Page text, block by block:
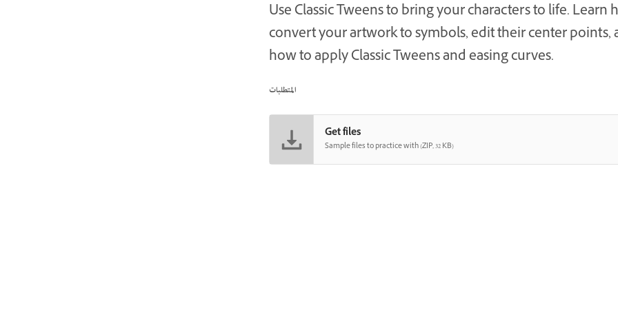
Use Classic Tweens to bring your characters to life. Learn
convert your artwork to symbols, edit their center points,
how to apply Classic Tweens and easing curves.
المتطلبات
Get files
Sample files to practice with (ZIP, 32 KB)